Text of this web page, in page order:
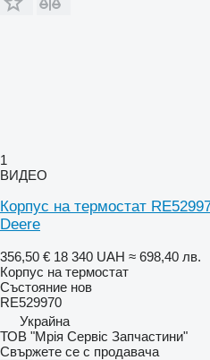
1
ВИДЕО
Корпус на термостат
Deere
356,50 € 18 340 UAH ≈ 698,40 лв.
Корпус на термостат
Състояние нов
RE529970
Украйна
ТОВ "Мрія Сервіс Запчастини"
Свържете се с продавача